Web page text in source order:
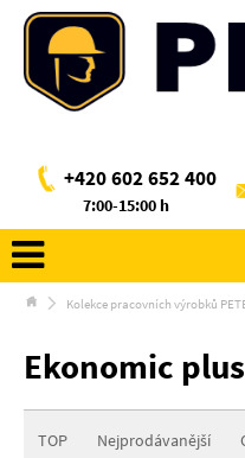
+420 602 652 400
7:00-15:00 h
Kolekce pracovních výrobků
Ekonomic plus
TOP Nejprodávanější